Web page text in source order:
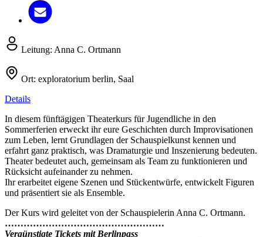
Leitung: Anna C. Ortmann
Ort: exploratorium berlin, Saal
Details
In diesem fünftägigen Theaterkurs für Jugendliche in den
Sommerferien erweckt ihr eure Geschichten durch Improvisationen
zum Leben, lernt Grundlagen der Schauspielkunst kennen und
erfahrt ganz praktisch, was Dramaturgie und Inszenierung bedeuten.
Theater bedeutet auch, gemeinsam als Team zu funktionieren und
Rücksicht aufeinander zu nehmen.
Ihr erarbeitet eigene Szenen und Stückentwürfe, entwickelt Figuren
und präsentiert sie als Ensemble.
Der Kurs wird geleitet von der Schauspielerin Anna C. Ortmann.
……………………………………………
Vergünstigte Tickets mit Berlinpass